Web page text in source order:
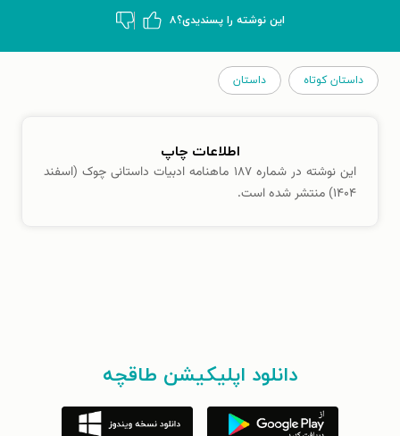
این نوشته‌ را پسندیدی؟۸
داستان کوتاه داستان
اطلاعات چاپ
این نوشته در شماره ۱۸۷ ماهنامه ادبیات داستانی چوک (اسفند
۱۴۰۴) منتشر شده است.
دانلود اپلیکیشن طاقچه